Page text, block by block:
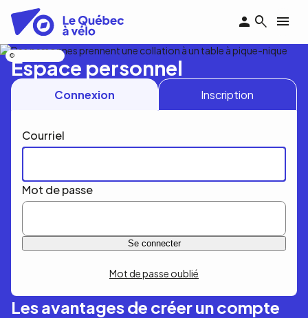
contenu
principal
Espace personnel
Connexion Inscription
Courriel
Mot de passe
Mot de passe oublié
Les avantages de créer un compte